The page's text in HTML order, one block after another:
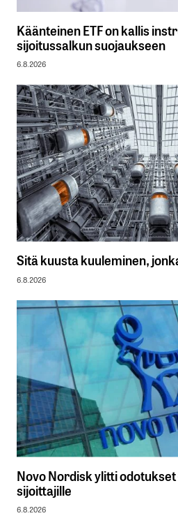
Käänteinen ETF on kallis
sijoitussalkun suojaukseen
6.8.2026
Sitä kuusta kuuleminen,
6.8.2026
Novo Nordisk ylitti
sijoittajille
6.8.2026